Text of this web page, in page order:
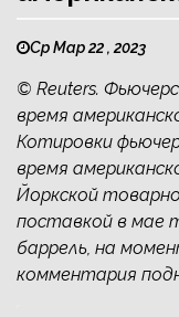
Ср Мар 22 , 2023
© Reuters.
время
Котировки
время
Йоркской
поставкой в мае
баррель, на
комментария